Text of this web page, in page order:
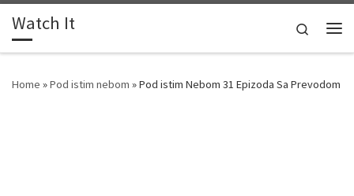
Skip to content
Watch It
Search
Home »Pod istim nebom »Pod istim Nebom 31 Epizoda Sa Prevodom